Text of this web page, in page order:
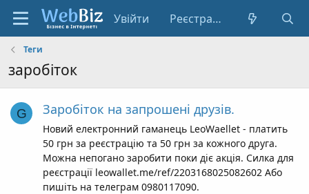
Увійти Реєстрація
Теги
заробіток
G Заробіток на запрошені друзів.
Новий електронний гаманець LeoWaellet - платить
50 грн за реєстрацію та 50 грн за кожного друга.
Можна непогано заробити поки діє акція. Силка для
реєстрації leowallet.me/ref/2203168025082602 Або
пишіть на телеграм 0980117090.